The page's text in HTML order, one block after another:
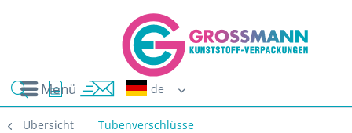
Menü
Übersicht Tubenverschlüsse